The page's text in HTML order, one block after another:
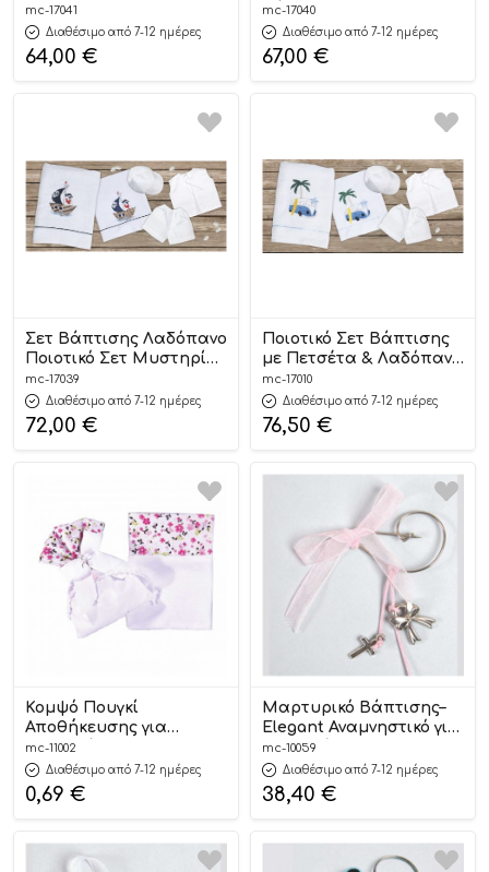
17041 Mouchtaris
mc-17041
Διαθέσιμο από 7-12 ημέρες
64,00 €
Βάπτισης | 17040
Mouchtaris
mc-17040
Διαθέσιμο από 7-12 ημέρες
67,00 €
Σετ Βάπτισης Λαδόπανο
Ποιοτικό Σετ Μυστηρίου
| 17039 Mouchtaris
mc-17039
Διαθέσιμο από 7-12 ημέρες
72,00 €
Ποιοτικό Σετ Βάπτισης
με Πετσέτα & Λαδόπανο
| 17010 Mouchtaris
mc-17010
Διαθέσιμο από 7-12 ημέρες
76,50 €
Κομψό Πουγκί
Αποθήκευσης για
Αξεσουάρ &
Μικροαντικείμενα | 11002
Mouchtaris
mc-11002
Διαθέσιμο από 7-12 ημέρες
0,69 €
Μαρτυρικό Βάπτισης–
Elegant Αναμνηστικό για
Καλεσμένους (50
Τεμάχια) | 10059
Mouchtaris
mc-10059
Διαθέσιμο από 7-12 ημέρες
38,40 €